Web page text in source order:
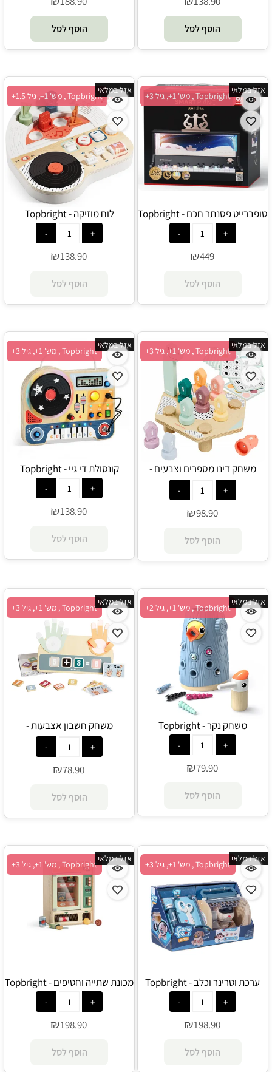
הוסף לסל הוסף לסל
Topbright , מש' 1+, גיל 3+
אזל במלאי
טופברייט פסנתר חכם - Topbright
₪449
הוסף לסל
Topbright , מש' 1+, גיל 1.5+
אזל במלאי
לוח מוזיקה - Topbright
₪138.90
הוסף לסל
Topbright , מש' 1+, גיל 3+
אזל במלאי
משחק דינו מספרים וצבעים -
Topbright
₪98.90
הוסף לסל
Topbright , מש' 1+, גיל 3+
אזל במלאי
קונסולת די גיי - Topbright
₪138.90
הוסף לסל
Topbright , מש' 1+, גיל 2+
אזל במלאי
משחק נקר - Topbright
₪79.90
הוסף לסל
Topbright , מש' 1+, גיל 3+
אזל במלאי
משחק חשבון אצבעות -
Topbright
₪78.90
הוסף לסל
Topbright , מש' 1+, גיל 3+
אזל במלאי
ערכת וטרינר וכלב - Topbright
₪198.90
הוסף לסל
Topbright , מש' 1+, גיל 3+
אזל במלאי
מכונת שתייה וחטיפים - Topbright
₪198.90
הוסף לסל